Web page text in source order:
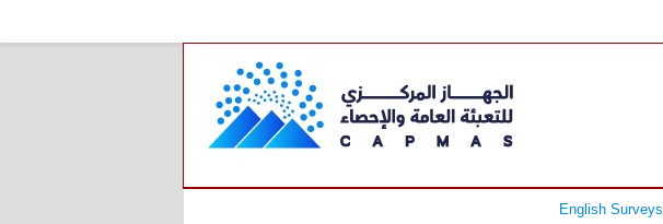
English Surveys